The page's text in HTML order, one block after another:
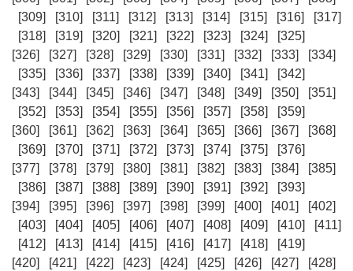
[309]
[310] [311] [312] [313] [314] [315] [316]
[317]
[318]
[319] [320] [321] [322] [323] [324]
[325]
[326]
[327] [328] [329] [330] [331] [332] [333]
[334]
[335]
[336] [337] [338] [339] [340] [341]
[342]
[343]
[344] [345] [346] [347] [348] [349] [350]
[351]
[352]
[353] [354] [355] [356] [357] [358]
[359]
[360]
[361] [362] [363] [364] [365] [366] [367]
[368]
[369]
[370] [371] [372] [373] [374] [375]
[376]
[377]
[378] [379] [380] [381] [382] [383] [384]
[385]
[386]
[387] [388] [389] [390] [391] [392]
[393]
[394]
[395] [396] [397] [398] [399] [400] [401]
[402]
[403]
[404] [405] [406] [407] [408] [409] [410]
[411]
[412]
[413] [414] [415] [416] [417] [418]
[419]
[420]
[421] [422] [423] [424] [425] [426] [427]
[428]